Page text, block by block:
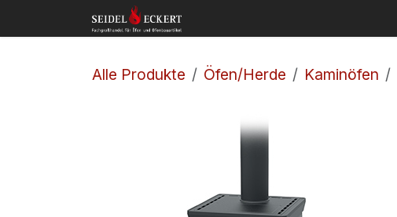
Zum Inhalt springen
Alle Produkte Öfen/Herde Kaminöfen